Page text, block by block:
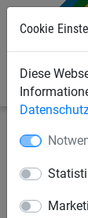
Cookie
Diese